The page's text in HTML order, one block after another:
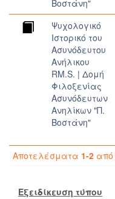
Βοστάνη"
Ψυχολογικό
Iστορικό του
Aσυνόδευτου
Aνήλικου
RM.S. | Δομή
Φιλοξενίας
Ασυνόδευτων
Ανηλίκων "Π.
Βοστάνη"
Αποτελέσματα 1-2 από
Εξειδίκευση τύπου